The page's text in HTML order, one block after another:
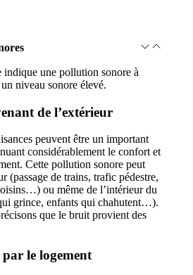
indique une pollution sonore à
niveau sonore élevé.
de l’extérieur
peuvent être un important
considérablement le confort et
Cette pollution sonore peut
(passage de trains, trafic pédestre,
ou même de l’intérieur du
grince, enfants qui chahutent…).
que le bruit provient des
le logement